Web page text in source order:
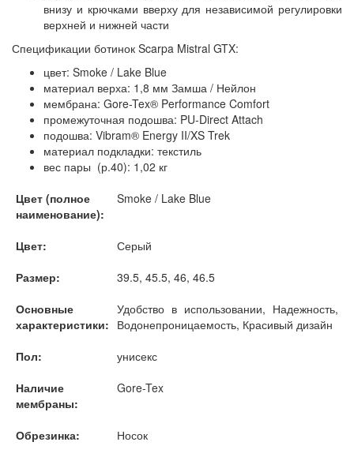
внизу и крючками вверху для независимой регулировки
верхней и нижней части
Спецификации ботинок Scarpa Mistral GTX:
цвет: Smoke / Lake Blue
материал верха: 1,8 мм Замша / Нейлон
мембрана: Gore-Tex® Performance Comfort
промежуточная подошва: PU-Direct Attach
подошва: Vibram® Energy II/XS Trek
материал подкладки: текстиль
вес пары (р.40): 1,02 кг
Цвет (полное
наименование):
Smoke / Lake Blue
Цвет:
Серый
Размер:
39.5, 45.5, 46, 46.5
Основные
характеристики:
Удобство в использовании, Надежность,
Водонепроницаемость, Красивый дизайн
Пол:
унисекс
Наличие
мембраны:
Gore-Tex
Обрезинка:
Носок